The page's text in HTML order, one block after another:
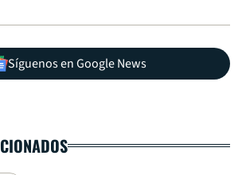
Síguenos en Google News